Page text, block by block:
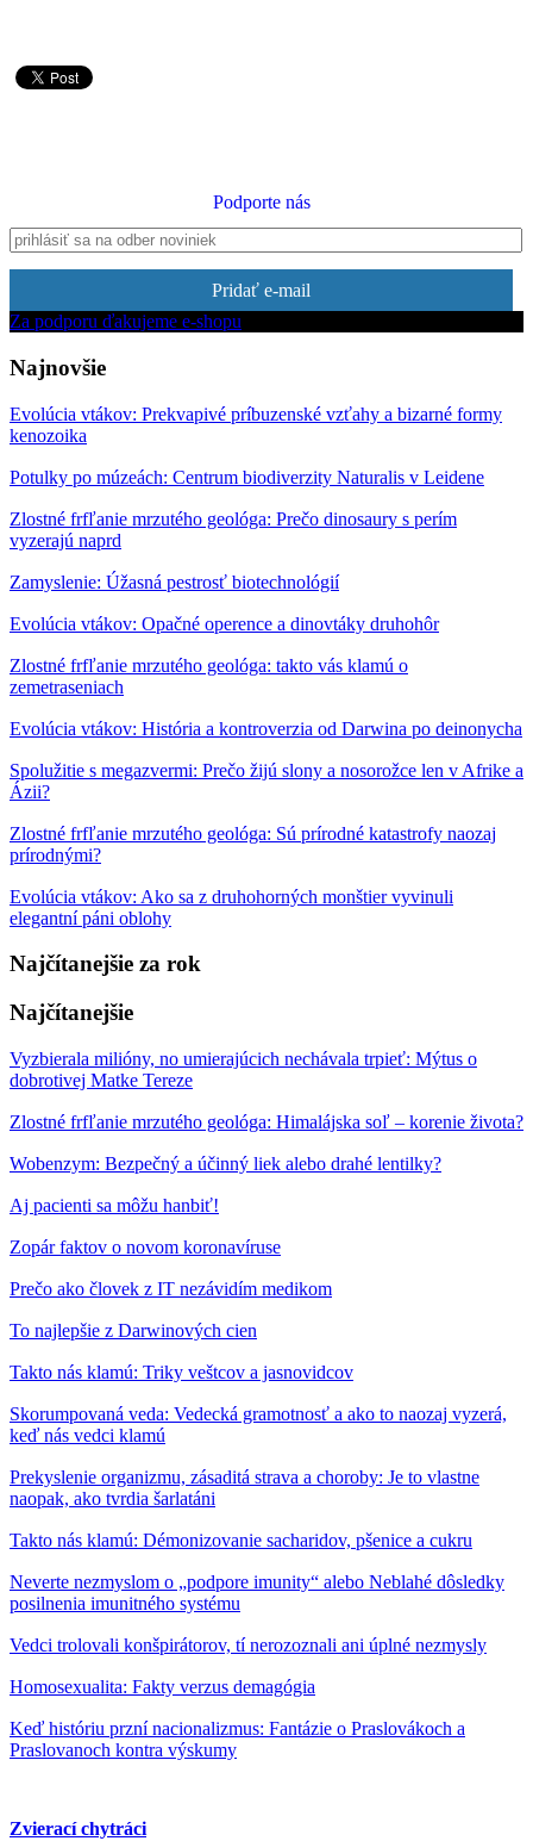
Podporte nás
Pridať e-mail
Za podporu ďakujeme e-shopu
Najnovšie
Evolúcia vtákov: Prekvapivé príbuzenské vzťahy a bizarné formy
kenozoika
Potulky po múzeách: Centrum biodiverzity Naturalis v Leidene
Zlostné frfľanie mrzutého geológa: Prečo dinosaury s perím
vyzerajú naprd
Zamyslenie: Úžasná pestrosť biotechnológií
Evolúcia vtákov: Opačné operence a dinovtáky druhohôr
Zlostné frfľanie mrzutého geológa: takto vás klamú o
zemetraseniach
Evolúcia vtákov: História a kontroverzia od Darwina po deinonycha
Spolužitie s megazvermi: Prečo žijú slony a nosorožce len v Afrike a
Ázii?
Zlostné frfľanie mrzutého geológa: Sú prírodné katastrofy naozaj
prírodnými?
Evolúcia vtákov: Ako sa z druhohorných monštier vyvinuli
elegantní páni oblohy
Najčítanejšie za rok
Najčítanejšie
Vyzbierala milióny, no umierajúcich nechávala trpieť: Mýtus o
dobrotivej Matke Tereze
Zlostné frfľanie mrzutého geológa: Himalájska soľ – korenie života?
Wobenzym: Bezpečný a účinný liek alebo drahé lentilky?
Aj pacienti sa môžu hanbiť!
Zopár faktov o novom koronavíruse
Prečo ako človek z IT nezávidím medikom
To najlepšie z Darwinových cien
Takto nás klamú: Triky veštcov a jasnovidcov
Skorumpovaná veda: Vedecká gramotnosť a ako to naozaj vyzerá,
keď nás vedci klamú
Prekyslenie organizmu, zásaditá strava a choroby: Je to vlastne
naopak, ako tvrdia šarlatáni
Takto nás klamú: Démonizovanie sacharidov, pšenice a cukru
Neverte nezmyslom o „podpore imunity“ alebo Neblahé dôsledky
posilnenia imunitného systému
Vedci trolovali konšpirátorov, tí nerozoznali ani úplné nezmysly
Homosexualita: Fakty verzus demagógia
Keď históriu przní nacionalizmus: Fantázie o Praslovákoch a
Praslovanoch kontra výskumy
Zvierací chytráci